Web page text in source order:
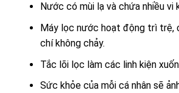
Nước có mùi lạ và chứa nhiều vi
Máy lọc nước hoạt động trì trệ,
chí không chảy.
Tắc lõi lọc làm các linh kiện
Sức khỏe của mỗi cá nhân sẽ